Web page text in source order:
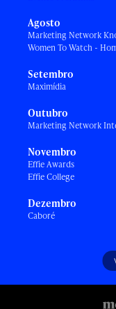
Agosto
Marketing Network
Women To Watch -
Setembro
Maximídia
Outubro
Marketing Network
Novembro
Effie Awards
Effie College
Dezembro
Caboré